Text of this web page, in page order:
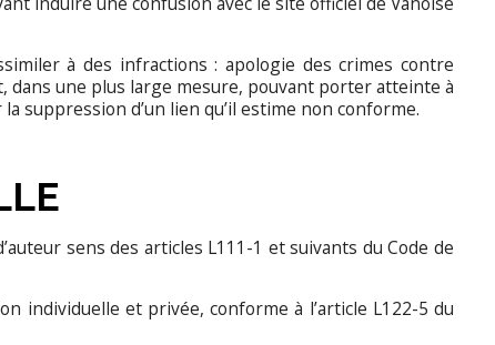
à des infractions : apologie des crimes contre
dans une plus large mesure, pouvant porter atteinte à
suppression d’un lien qu’il estime non conforme.
sens des articles L111-1 et suivants du Code de
individuelle et privée, conforme à l’article L122-5 du